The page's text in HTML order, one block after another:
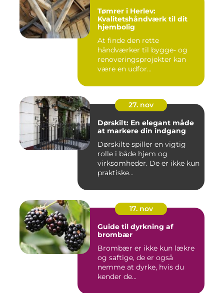
Tømrer i Herlev:
Kvalitetshåndværk til dit
hjembolig
At finde den rette
håndværker til bygge- og
renoveringsprojekter kan
være en udfor...
27. nov
Dørskilt: En elegant måde
at markere din indgang
Dørskilte spiller en vigtig
rolle i både hjem og
virksomheder. De er ikke kun
praktiske...
17. nov
Guide til dyrkning af
brombær
Brombær er ikke kun lækre
og saftige, de er også
nemme at dyrke, hvis du
kender de...